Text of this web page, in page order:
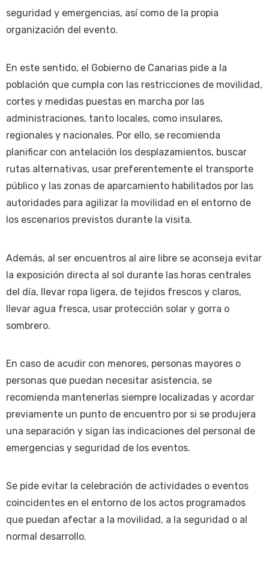
seguridad y emergencias, así como de la propia
organización del evento.
En este sentido, el Gobierno de Canarias pide a la
población que cumpla con las restricciones de movilidad,
cortes y medidas puestas en marcha por las
administraciones, tanto locales, como insulares,
regionales y nacionales. Por ello, se recomienda
planificar con antelación los desplazamientos, buscar
rutas alternativas, usar preferentemente el transporte
público y las zonas de aparcamiento habilitados por las
autoridades para agilizar la movilidad en el entorno de
los escenarios previstos durante la visita.
Además, al ser encuentros al aire libre se aconseja evitar
la exposición directa al sol durante las horas centrales
del día, llevar ropa ligera, de tejidos frescos y claros,
llevar agua fresca, usar protección solar y gorra o
sombrero.
En caso de acudir con menores, personas mayores o
personas que puedan necesitar asistencia, se
recomienda mantenerlas siempre localizadas y acordar
previamente un punto de encuentro por si se produjera
una separación y sigan las indicaciones del personal de
emergencias y seguridad de los eventos.
Se pide evitar la celebración de actividades o eventos
coincidentes en el entorno de los actos programados
que puedan afectar a la movilidad, a la seguridad o al
normal desarrollo.